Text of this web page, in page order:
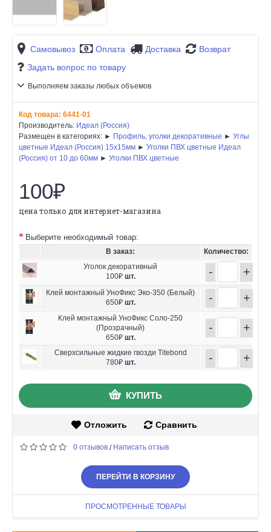
Самовывоз Оплата Доставка
Возврат
Задать вопрос по товару
Выполняем заказы любых объемов
Код товара: 6441-01
Производитель: Идеал (Россия)
Размещен в категориях: ► Профиль, уголки декоративные ► Углы
цветные Идеал (Россия) 15х15мм ► Уголки ПВХ цветные Идеал
(Россия) от 10 до 60мм ► Уголки ПВХ цветные
100₽
цена только для интернет-магазина
Выберите необходимый товар:
В заказ:
Количество:
Уголок декоративный
100₽ шт. - +
Клей монтажный УноФикс Эко-350 (Белый)
650₽ шт. - +
Клей монтажный УноФикс Соло-250
(Прозрачный)
650₽ шт.
- +
Сверхсильные жидкие гвозди Titebond
780₽ шт. - +
КУПИТЬ
Отложить Сравнить
0 отзывов / Написать отзыв
ПЕРЕЙТИ В КОРЗИНУ
ПРОСМОТРЕННЫЕ ТОВАРЫ